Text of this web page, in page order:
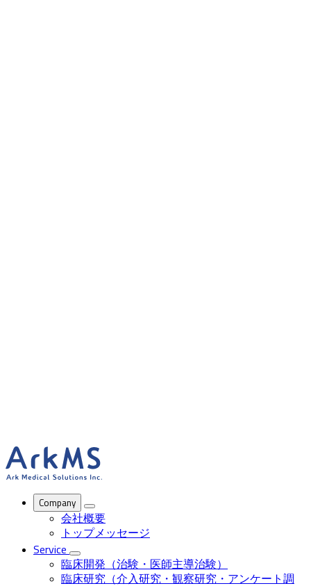
Company
会社概要
トップメッセージ
Service
臨床開発（治験・医師主導治験）
臨床研究（介入研究・観察研究・アンケート調